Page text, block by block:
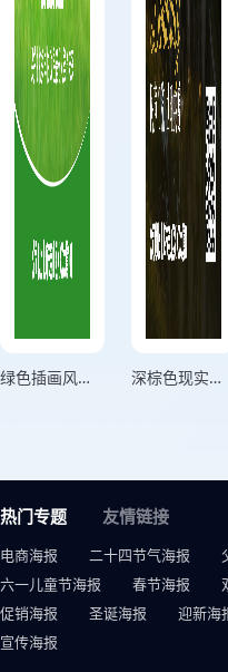
绿色插画风格国际生物多样性日一起维护全球生命共同体竖版国际生物多样性日海报 深棕色现实风格国际民主日民声汇流世理共遵竖版国际民主日海报
热门专题 友情链接
电商海报 二十四节气海报
六一儿童节海报
春节海报
促销海报
圣诞海报 迎新海
宣传海报